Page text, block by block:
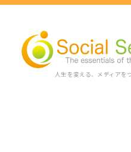
人生を変える、メディアを